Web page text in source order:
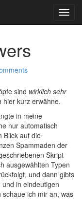
sind wirklich sehr
hier kurz erwähne.
in meine
nur automatisch
Blick auf die
Spammaden der
Skript
ausgewählten Typen
und dann gibts
in eindeutigen
schaue ich mir an, was